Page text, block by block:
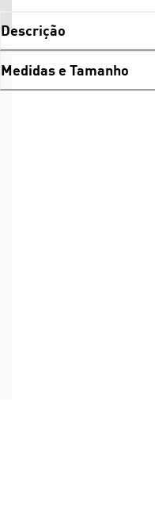
Descrição
Medidas e Tamanho